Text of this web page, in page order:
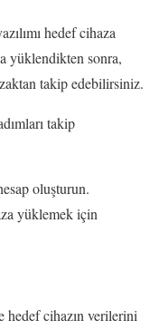
hedef cihaza
yüklendikten sonra,
takip edebilirsiniz.
takip
oluşturun.
yüklemek için
hedef cihazın verilerini